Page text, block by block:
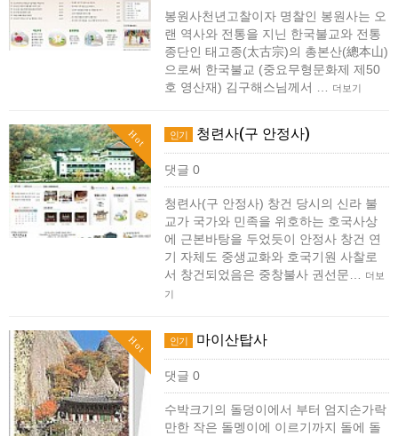
봉원사천년고찰이자 명찰인 봉원사는 오
랜 역사와 전통을 지닌 한국불교와 전통
종단인 태고종(太古宗)의 총본산(總本山)
으로써 한국불교 (중요무형문화제 제50
호 영산재) 김구해스님께서 …
더보기
Hot 인기 청련사(구 안정사)
댓글 0
청련사(구 안정사) 창건 당시의 신라 불
교가 국가와 민족을 위호하는 호국사상
에 근본바탕을 두었듯이 안정사 창건 연
기 자체도 중생교화와 호국기원 사찰로
서 창건되었음은 중창불사 권선문…
더보
기
Hot 인기 마이산탑사
댓글 0
수박크기의 돌덩이에서 부터 엄지손가락
만한 작은 돌멩이에 이르기까지 돌에 돌